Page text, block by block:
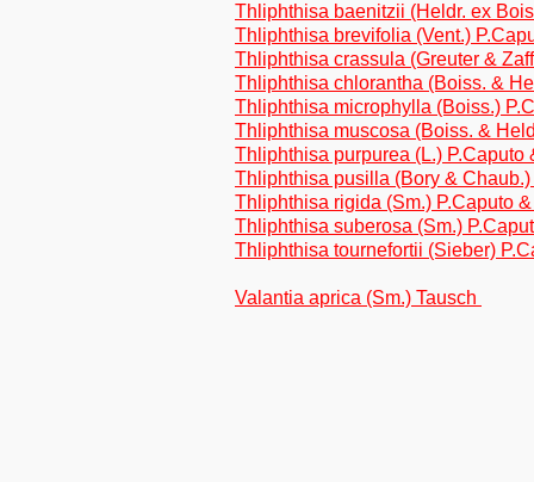
Thliphthisa baenitzii (Heldr. ex
Thliphthisa brevifolia (Vent.)
Thliphthisa crassula (Greuter &
Thliphthisa chlorantha (Boiss. &
Thliphthisa microphylla (Boiss.)
Thliphthisa muscosa (Boiss. &
Thliphthisa purpurea (L.)
Thliphthisa pusilla (Bory &
Thliphthisa rigida (Sm.) P.Caputo
Thliphthisa suberosa (Sm.)
Thliphthisa tournefortii (Sieber)
Valantia aprica (Sm.) Tausch